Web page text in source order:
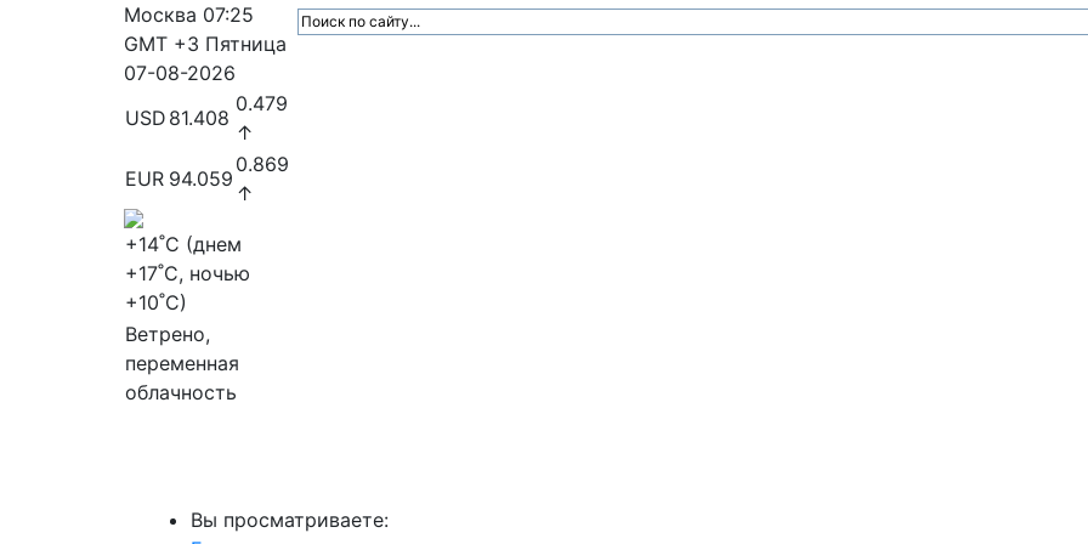
Москва 07:25
GMT +3 Пятница
07-08-2026
USD 81.408
0.479
↑
EUR 94.059
0.869
↑
+14˚C (днем
+17˚C, ночью
+10˚C)
Ветрено,
переменная
облачность
Вы просматриваете: